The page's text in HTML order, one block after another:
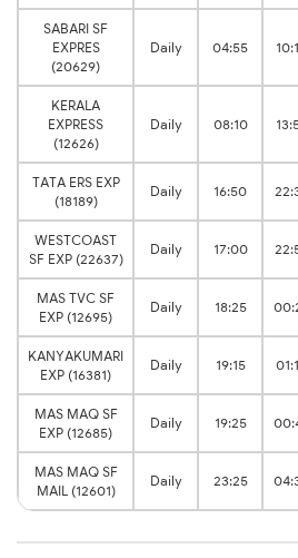
SABARI SF
EXPRES
(20629)
Daily 04:55
KERALA
EXPRESS
(12626)
Daily 08:10
TATA ERS EXP
(18189)
Daily 16:50
WESTCOAST
SF EXP (22637)
Daily 17:00
MAS TVC SF
EXP (12695)
Daily 18:25
KANYAKUMARI
EXP (16381)
Daily 19:15
MAS MAQ SF
EXP (12685)
Daily 19:25
MAS MAQ SF
MAIL (12601)
Daily 23:25